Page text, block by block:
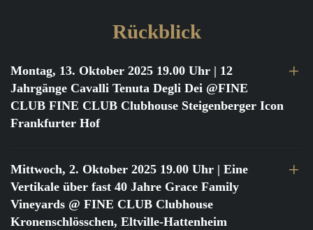
Rückblick
Montag, 13. Oktober 2025 19.00 Uhr | 12
Jahrgänge Cavalli Tenuta Degli Dei @FINE
CLUB FINE CLUB Clubhouse Steigenberger Icon
Frankfurter Hof
Mittwoch, 2. Oktober 2025 19.00 Uhr | Eine
Vertikale über fast 40 Jahre Grace Family
Vineyards @ FINE CLUB Clubhouse
Kronenschlösschen, Eltville-Hattenheim